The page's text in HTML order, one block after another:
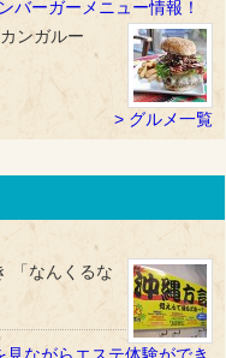
バーガーメニュー情報！
ンガルー
グルメ一覧
「なんくるな